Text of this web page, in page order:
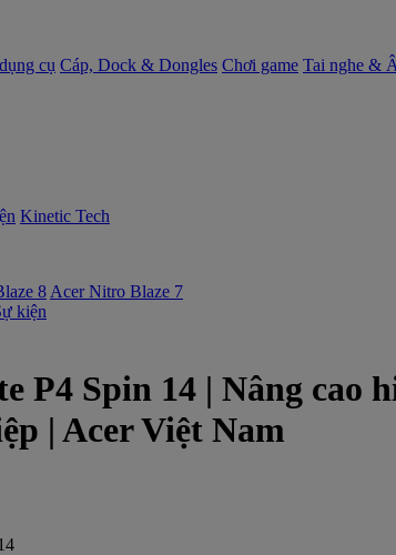
cụ Cáp, Dock & Dongles Chơi game Tai nghe &
Kinetic Tech
8 Acer Nitro Blaze 7
kiện
P4 Spin 14 | Nâng cao
| Acer Việt Nam